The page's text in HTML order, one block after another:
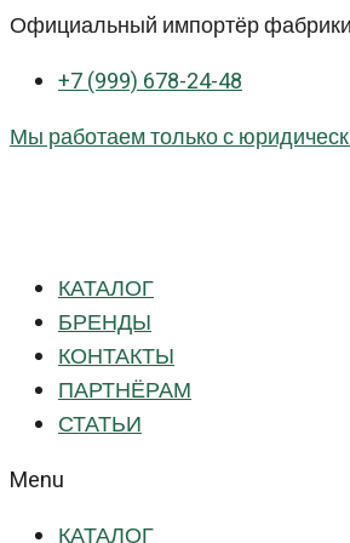
Перейти
контенту
Официальный импортёр
+7 (999) 678-24-48
Мы работаем только с
КАТАЛОГ
БРЕНДЫ
КОНТАКТЫ
ПАРТНЁРАМ
СТАТЬИ
Menu
КАТАЛОГ